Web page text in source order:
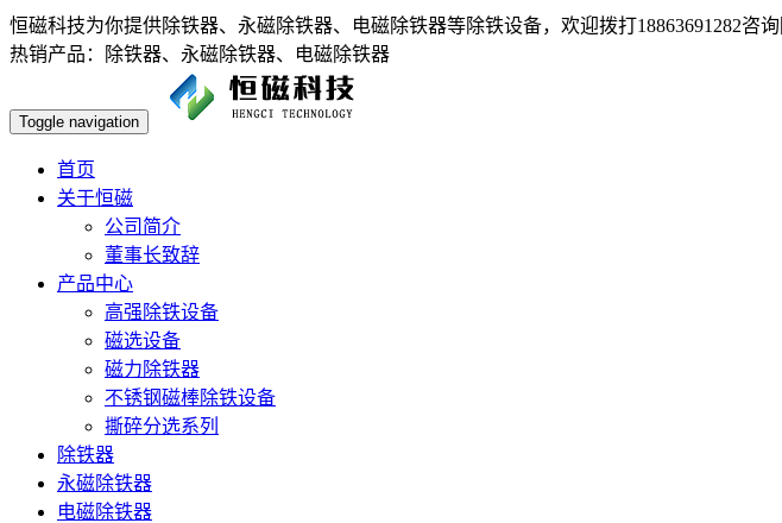
恒磁科技为你提供除铁器、永磁除铁器、电磁除铁器等除铁设备，欢迎拨打18863691282咨询
热销产品：除铁器、永磁除铁器、电磁除铁器
Toggle navigation
首页
关于恒磁
公司简介
董事长致辞
产品中心
高强除铁设备
磁选设备
磁力除铁器
不锈钢磁棒除铁设备
撕碎分选系列
除铁器
永磁除铁器
电磁除铁器